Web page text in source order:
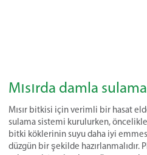
Mısırda damla
Mısır bitkisi için verimli bir hasat
sulama sistemi kurulurken, öncelikle
bitki köklerinin suyu daha iyi
düzgün bir şekilde hazırlanmalıdır.